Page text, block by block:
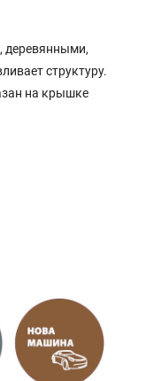
деревянными,
структуру.
на крышке